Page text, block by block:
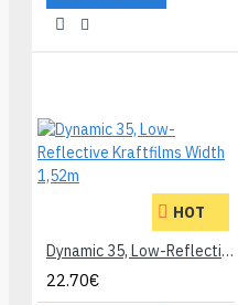
HOT
Dynamic 35, Low-Reflective Kraftfilms Width 1,52m
22.70€